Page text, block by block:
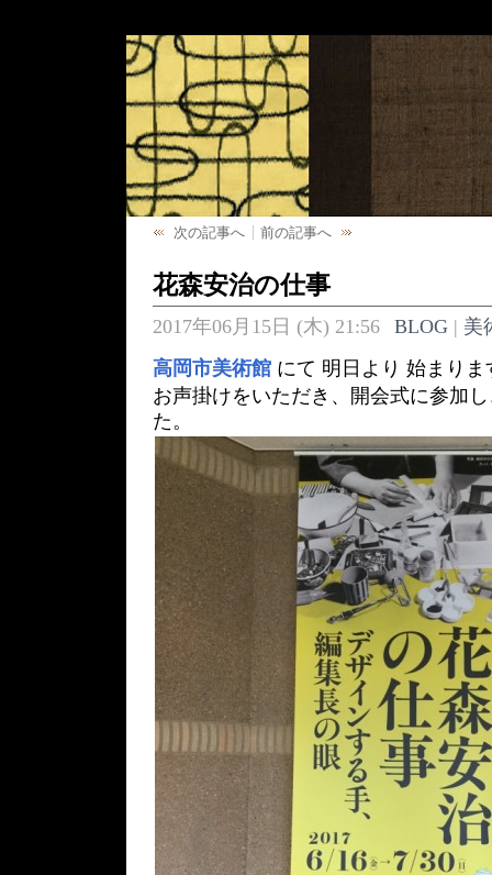
次の記事へ 前の記事へ
花森安治の仕事
2017年06月15日 (木) 21:56 BLOG| 美
高岡市美術館 にて 明日より 始まりま
お声掛けをいただき、開会式に参加
た。